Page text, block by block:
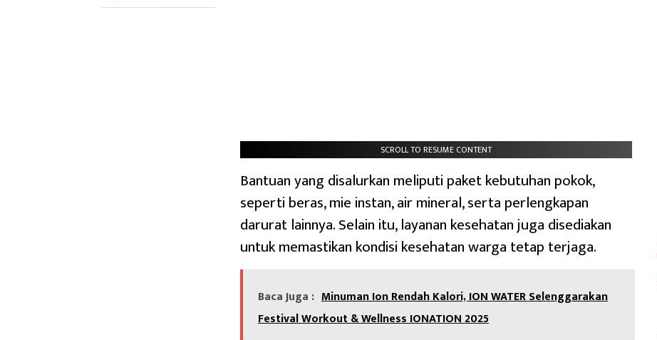
SCROLL TO RESUME CONTENT
Bantuan yang disalurkan meliputi paket kebutuhan pokok,
seperti beras, mie instan, air mineral, serta perlengkapan
darurat lainnya. Selain itu, layanan kesehatan juga disediakan
untuk memastikan kondisi kesehatan warga tetap terjaga.
Baca Juga : Minuman Ion Rendah Kalori, ION WATER Selenggarakan
Festival Workout & Wellness IONATION 2025